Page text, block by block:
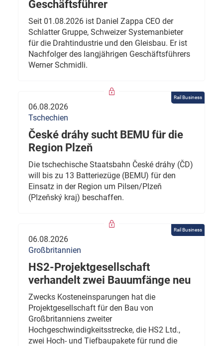
Geschäftsführer
Seit 01.08.2026 ist Daniel Zappa CEO der
Schlatter Gruppe, Schweizer Systemanbieter
für die Drahtindustrie und den Gleisbau. Er ist
Nachfolger des langjährigen Geschäftsführers
Werner Schmidli.
Rail Business
06.08.2026
Tschechien
České dráhy sucht BEMU für die
Region Plzeň
Die tschechische Staatsbahn České dráhy (ČD)
will bis zu 13 Batteriezüge (BEMU) für den
Einsatz in der Region um Pilsen/Plzeň
(Plzeňský kraj) beschaffen.
Rail Business
06.08.2026
Großbritannien
HS2-Projektgesellschaft
verhandelt zwei Bauumfänge neu
Zwecks Kosteneinsparungen hat die
Projektgesellschaft für den Bau von
Großbritanniens zweiter
Hochgeschwindigkeitsstrecke, die HS2 Ltd.,
zwei Hoch- und Tiefbaupakete für rund die